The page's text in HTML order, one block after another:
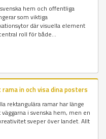
hem och offentliga
som viktiga
där visuella element
roll för både...
in och visa dina posters
rektangulära ramar har länge
i svenska hem, men en
sveper över landet. Allt